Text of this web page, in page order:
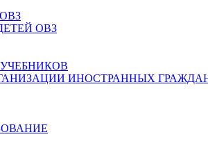
ОВЗ
ИНОСТРАННЫХ